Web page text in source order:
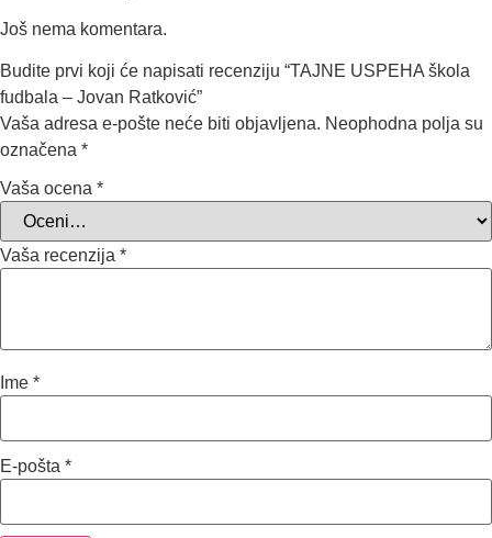
Još nema komentara.
Budite prvi koji će napisati recenziju “TAJNE USPEHA škola
fudbala – Jovan Ratković”
Vaša adresa e-pošte neće biti objavljena. Neophodna polja su
označena *
Vaša ocena *
Vaša recenzija *
Ime *
E-pošta *